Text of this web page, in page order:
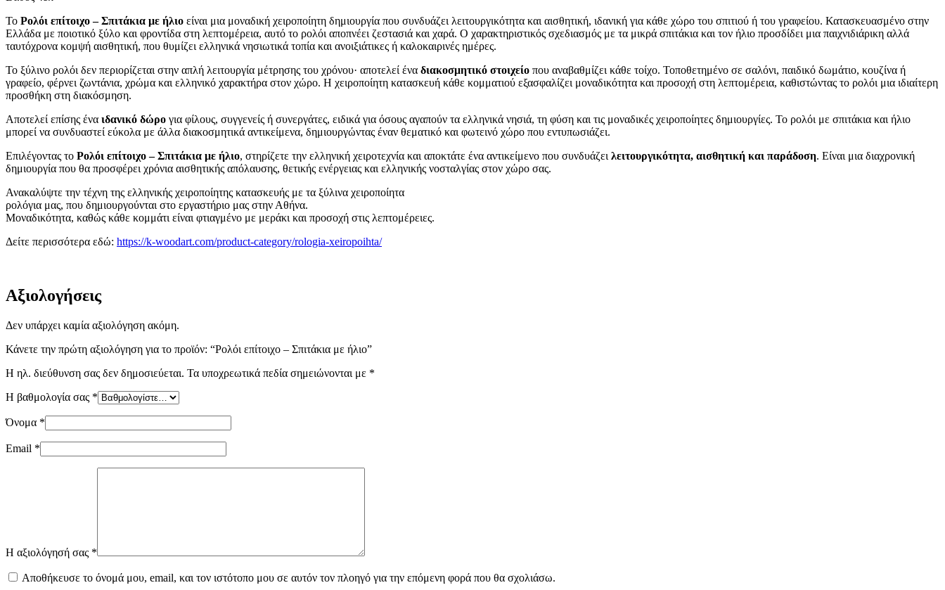
Το Ρολόι επίτοιχο – Σπιτάκια με ήλιο είναι μια μοναδική χειροποίητη δημιουργία που συνδυάζει λειτουργικότητα και αισθητική, ιδανική για κάθε χώρο του σπιτιού ή του γραφείου. Κατασκευασμένο στην
Ελλάδα με ποιοτικό ξύλο και φροντίδα στη λεπτομέρεια, αυτό το ρολόι αποπνέει ζεστασιά και χαρά. Ο χαρακτηριστικός σχεδιασμός με τα μικρά σπιτάκια και τον ήλιο προσδίδει μια παιχνιδιάρικη αλλά
ταυτόχρονα κομψή αισθητική, που θυμίζει ελληνικά νησιωτικά τοπία και ανοιξιάτικες ή καλοκαιρινές ημέρες.
Το ξύλινο ρολόι δεν περιορίζεται στην απλή λειτουργία μέτρησης του χρόνου· αποτελεί ένα διακοσμητικό στοιχείο που αναβαθμίζει κάθε τοίχο. Τοποθετημένο σε σαλόνι, παιδικό δωμάτιο, κουζίνα ή
γραφείο, φέρνει ζωντάνια, χρώμα και ελληνικό χαρακτήρα στον χώρο. Η χειροποίητη κατασκευή κάθε κομματιού εξασφαλίζει μοναδικότητα και προσοχή στη λεπτομέρεια, καθιστώντας το ρολόι μια ιδιαίτερη
προσθήκη στη διακόσμηση.
Αποτελεί επίσης ένα ιδανικό δώρο για φίλους, συγγενείς ή συνεργάτες, ειδικά για όσους αγαπούν τα ελληνικά νησιά, τη φύση και τις μοναδικές χειροποίητες δημιουργίες. Το ρολόι με σπιτάκια και ήλιο
μπορεί να συνδυαστεί εύκολα με άλλα διακοσμητικά αντικείμενα, δημιουργώντας έναν θεματικό και φωτεινό χώρο που εντυπωσιάζει.
Επιλέγοντας το Ρολόι επίτοιχο – Σπιτάκια με ήλιο, στηρίζετε την ελληνική χειροτεχνία και αποκτάτε ένα αντικείμενο που συνδυάζει λειτουργικότητα, αισθητική και παράδοση. Είναι μια διαχρονική
δημιουργία που θα προσφέρει χρόνια αισθητικής απόλαυσης, θετικής ενέργειας και ελληνικής νοσταλγίας στον χώρο σας.
Ανακαλύψτε την τέχνη της ελληνικής χειροποίητης κατασκευής με τα ξύλινα χειροποίητα
ρολόγια μας, που δημιουργούνται στο εργαστήριο μας στην Αθήνα.
Μοναδικότητα, καθώς κάθε κομμάτι είναι φτιαγμένο με μεράκι και προσοχή στις λεπτομέρειες.
Δείτε περισσότερα εδώ: https://k-woodart.com/product-category/rologia-xeiropoihta/
Αξιολογήσεις
Δεν υπάρχει καμία αξιολόγηση ακόμη.
Κάνετε την πρώτη αξιολόγηση για το προϊόν: “Ρολόι επίτοιχο – Σπιτάκια με ήλιο”
Η ηλ. διεύθυνση σας δεν δημοσιεύεται. Τα υποχρεωτικά πεδία σημειώνονται με *
Η βαθμολογία σας *
Όνομα *
Email *
Η αξιολόγησή σας *
Αποθήκευσε το όνομά μου, email, και τον ιστότοπο μου σε αυτόν τον πλοηγό για την επόμενη φορά που θα σχολιάσω.